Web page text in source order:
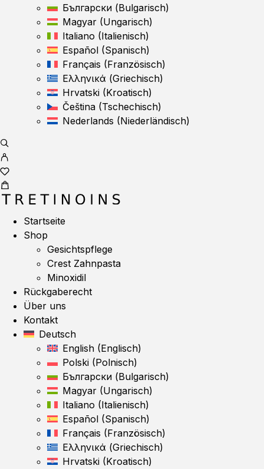
Български (Bulgarisch)
Magyar (Ungarisch)
Italiano (Italienisch)
Español (Spanisch)
Français (Französisch)
Ελληνικά (Griechisch)
Hrvatski (Kroatisch)
Čeština (Tschechisch)
Nederlands (Niederländisch)
Startseite
Shop
Gesichtspflege
Crest Zahnpasta
Minoxidil
Rückgaberecht
Über uns
Kontakt
Deutsch
English (Englisch)
Polski (Polnisch)
Български (Bulgarisch)
Magyar (Ungarisch)
Italiano (Italienisch)
Español (Spanisch)
Français (Französisch)
Ελληνικά (Griechisch)
Hrvatski (Kroatisch)